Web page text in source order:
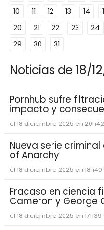
10
11 12 13 14
20
21 22 23 24
29
30 31
Noticias de 18/
Pornhub sufre
impacto y
el 18 diciembre 2025 en 20h42
Nueva serie
of Anarchy
el 18 diciembre 2025 en 18h40
Fracaso en ciencia
Cameron y George
el 18 diciembre 2025 en 17h39